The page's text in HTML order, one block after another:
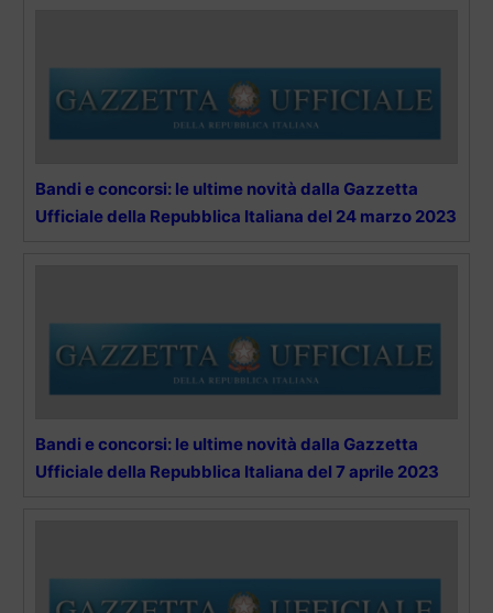
Bandi e concorsi: le ultime novità dalla Gazzetta
Ufficiale della Repubblica Italiana del 24 marzo 2023
Bandi e concorsi: le ultime novità dalla Gazzetta
Ufficiale della Repubblica Italiana del 7 aprile 2023